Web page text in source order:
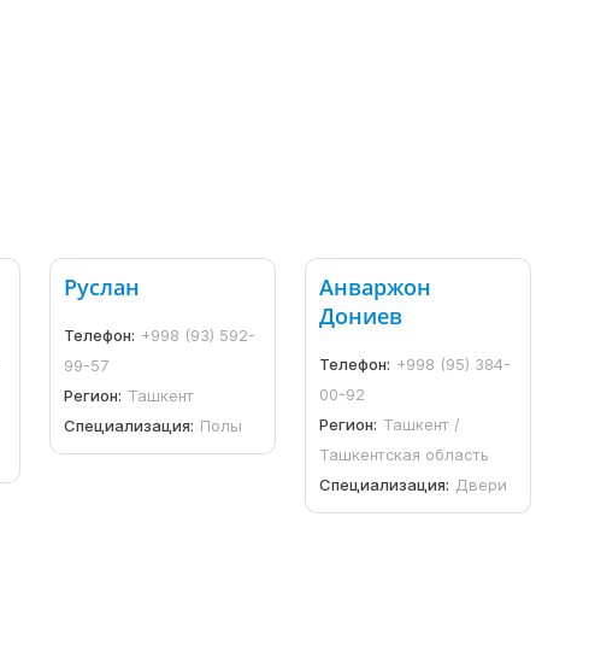
Руслан
Телефон: +998 (93) 592-
99-57
Регион: Ташкент
Специализация: Полы
Анваржон
Дониев
Телефон: +998 (95) 384-
00-92
Регион: Ташкент /
Ташкентская область
Специализация: Двери